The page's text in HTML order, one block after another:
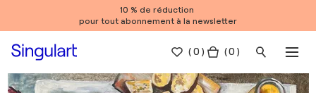
10 % de réduction
pour tout abonnement à la newsletter
(0 ) ( 0 )